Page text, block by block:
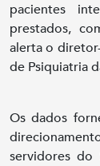
pacientes
prestados,
alerta o
de Psiquiatria
Os dados
servidores do